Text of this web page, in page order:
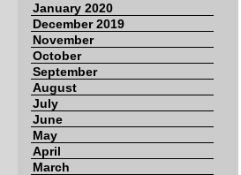
January 2020
December 2019
November
October
September
August
July
June
May
April
March